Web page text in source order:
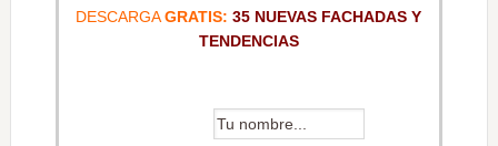
DESCARGAGRATIS: 35 NUEVAS FACHADAS Y
TENDENCIAS